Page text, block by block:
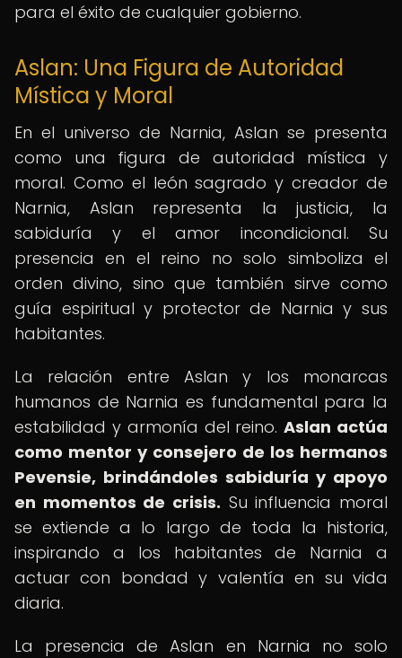
para el éxito de cualquier gobierno.
Aslan: Una Figura de Autoridad
Mística y Moral
En el universo de Narnia, Aslan se presenta
como una figura de autoridad mística y
moral. Como el león sagrado y creador de
Narnia, Aslan representa la justicia, la
sabiduría y el amor incondicional. Su
presencia en el reino no solo simboliza el
orden divino, sino que también sirve como
guía espiritual y protector de Narnia y sus
habitantes.
La relación entre Aslan y los monarcas
humanos de Narnia es fundamental para la
estabilidad y armonía del reino.Aslan actúa
como mentor y consejero de los hermanos
Pevensie, brindándoles sabiduría y apoyo
en momentos de crisis. Su influencia moral
se extiende a lo largo de toda la historia,
inspirando a los habitantes de Narnia a
actuar con bondad y valentía en su vida
diaria.
La presencia de Aslan en Narnia no solo